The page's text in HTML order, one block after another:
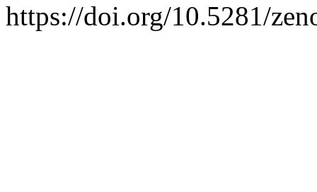
https://doi.org/10.5281/